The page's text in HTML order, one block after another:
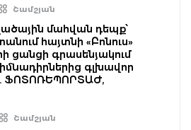
Շամշյան
մահվան դեպք՝
հայտնի «Բոնուս»
ցանցի գրասենյակում
գլխավոր
ՖՈՏՈՌԵՊՈՐՏԱԺ,
Շամշյան